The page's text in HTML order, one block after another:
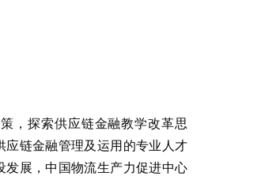
，探索供应链金融教学改革思
应链金融管理及运用的专业人才
展，中国物流生产力促进中心